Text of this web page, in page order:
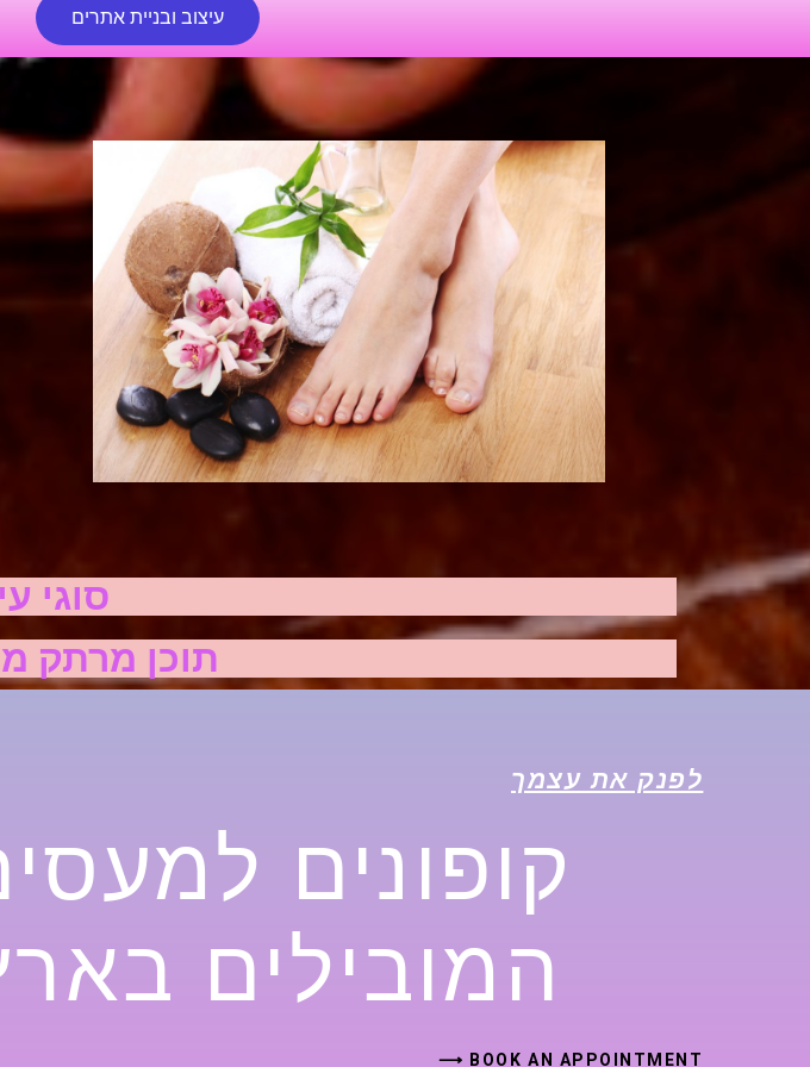
עיצוב ובניית אתרים
סוגי
תוכן מרתק
לפנק את עצמך
קופונים
המובילים
BOOK AN APPOINTMENT ⟶